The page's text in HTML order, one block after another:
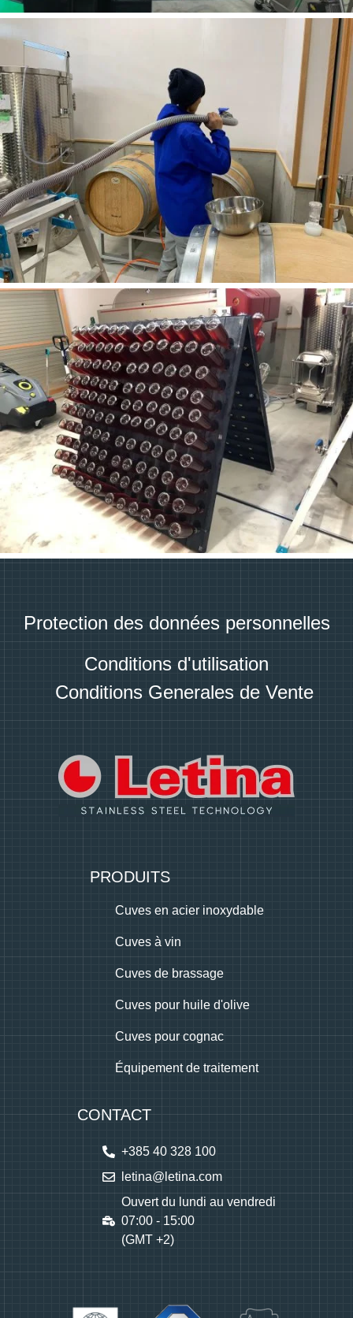
Protection des données personnelles
Conditions d'utilisation
Conditions Generales de Vente
PRODUITS
Cuves en acier inoxydable
Cuves à vin
Cuves de brassage
Cuves pour huile d'olive
Cuves pour cognac
Équipement de traitement
CONTACT
+385 40 328 100
letina@letina.com
Ouvert du lundi au vendredi
07:00 - 15:00
(GMT +2)